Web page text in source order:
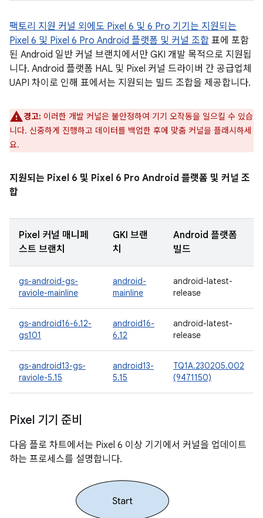
팩토리 지원 커널 외에도 Pixel 6 및 6 Pro 기기는 지원되는
Pixel 6 및 Pixel 6 Pro Android 플랫폼 및 커널 조합 표에 포함
된 Android 일반 커널 브랜치에서만 GKI 개발 목적으로 지원됩
니다. Android 플랫폼 HAL 및 Pixel 커널 드라이버 간 공급업체
UAPI 차이로 인해 표에서는 지원되는 빌드 조합을 제공합니다.
경고: 이러한 개발 커널은 불안정하여 기기 오작동을 일으킬 수 있습
니다. 신중하게 진행하고 데이터를 백업한 후에 맞춤 커널을 플래시하세
요.
지원되는 Pixel 6 및 Pixel 6 Pro Android 플랫폼 및 커널 조
합
Pixel 커널 매니페
스트 브랜치
GKI 브랜
치
Android 플랫폼
빌드
gs-android-gs-
raviole-mainline
android-
mainline
android-latest-
release
gs-android16-6.12-
gs101
android16-
6.12
android-latest-
release
gs-android13-gs-
raviole-5.15
android13-
5.15
TQ1A.230205.002
(9471150)
Pixel 기기 준비
다음 플로 차트에서는 Pixel 6 이상 기기에서 커널을 업데이트
하는 프로세스를 설명합니다.